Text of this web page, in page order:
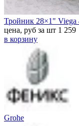
Тройник 28×1" Viega
цена, руб за шт 1 259
в корзину
Grohe